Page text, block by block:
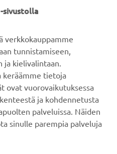
ennakkoon
keräämme tietoja
vuorovaikutuksessa
ja kohdennetusta
palveluissa. Näiden
sinulle parempia palveluja
että käytämme myös